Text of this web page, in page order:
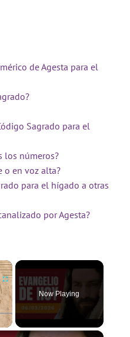
de Agesta para el
Sagrado para el
los números?
o en voz alta?
para el hígado a otras
por Agesta?
×
Fullscreen
Now Playing
×